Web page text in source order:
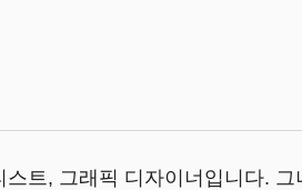
트, 그래픽 디자이너입니다.